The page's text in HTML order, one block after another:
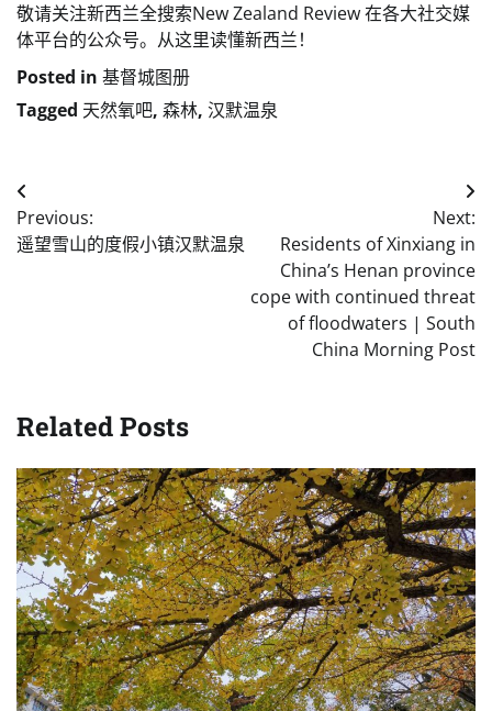
敬请关注新西兰全搜索New Zealand Review 在各大社交媒
体平台的公众号。从这里读懂新西兰！️
Posted in 基督城图册
Tagged 天然氧吧, 森林, 汉默温泉
Post
navigation
Previous:
遥望雪山的度假小镇汉默温泉
Next:
Residents of Xinxiang in
China’s Henan province
cope with continued threat
of floodwaters | South
China Morning Post
Related Posts